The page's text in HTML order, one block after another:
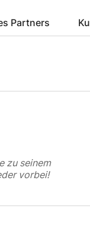
Partners
zu seinem
vorbei!